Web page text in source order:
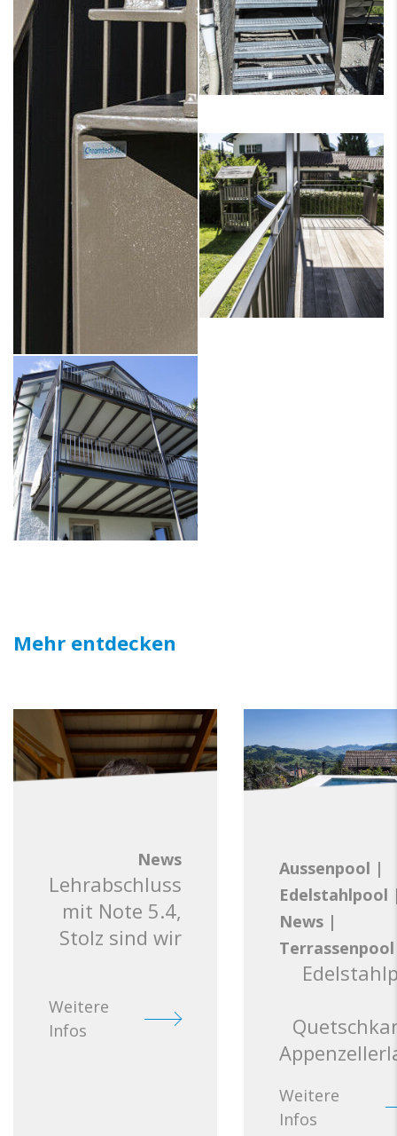
Mehr entdecken
News
Lehrabschluss
mit Note 5.4,
Stolz sind wir
Weitere
Infos
Aussenpool |
Edelstahlpool
News |
Terrassenpool
Weitere
Infos